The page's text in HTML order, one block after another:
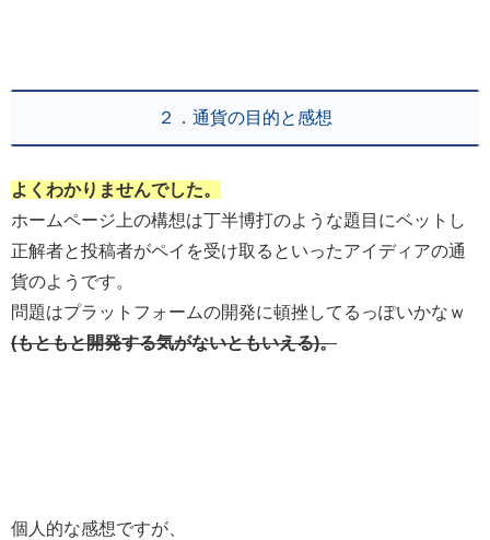
２．通貨の目的と感想
よくわかりませんでした。
ホームページ上の構想は丁半博打のような題目にベットし
正解者と投稿者がペイを受け取るといったアイディアの通
貨のようです。
問題はプラットフォームの開発に頓挫してるっぽいかなｗ
(もともと開発する気がないともいえる)。
個人的な感想ですが、